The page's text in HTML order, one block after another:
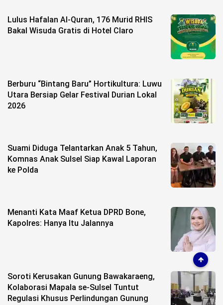
Lulus Hafalan Al-Quran, 176 Murid RHIS
Bakal Wisuda Gratis di Hotel Claro
Berburu “Bintang Baru” Hortikultura: Luwu
Utara Bersiap Gelar Festival Durian Lokal
2026
Suami Diduga Telantarkan Anak 5 Tahun,
Komnas Anak Sulsel Siap Kawal Laporan
ke Polda
Menanti Kata Maaf Ketua DPRD Bone,
Kapolres: Hanya Itu Jalannya
Soroti Kerusakan Gunung Bawakaraeng,
Kolaborasi Mapala se-Sulsel Tuntut
Regulasi Khusus Perlindungan Gunung